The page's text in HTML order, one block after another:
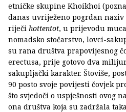
etničke skupine Khoikhoi
danas uvriježeno pogrdan
riječi hottentot, u prijevodu
nomadsko stočarstvo, lovci-
su rana društva prapovijesnog
erectusa, prije gotovo dva
sakupljački karakter. Štoviše,
90 posto svoje povijesti čovjek
što svjedoči o uspješnosti ovog
ona društva koja su zadržala